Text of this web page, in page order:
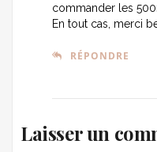
commander les
En tout cas, merci
RÉPONDRE
Laisser un